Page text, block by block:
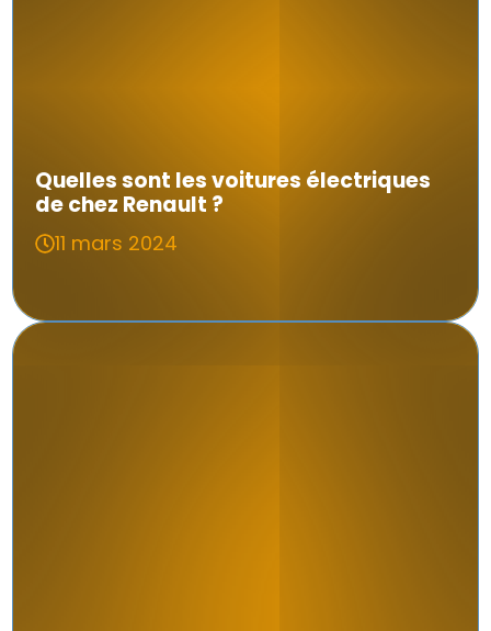
Quelles sont les voitures électriques
de chez Renault ?
11 mars 2024